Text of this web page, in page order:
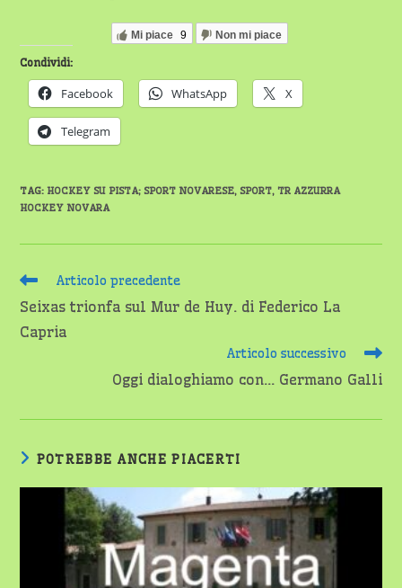
Mi piace 9 Non mi piace
Condividi:
Facebook WhatsApp X
Telegram
TAG:HOCKEY SU PISTA; SPORT NOVARESE, SPORT, TR AZZURRA
HOCKEY NOVARA
Leggi
articoli
Articolo precedente
Seixas trionfa sul Mur de Huy. di Federico La
Capria
Articolo successivo
Oggi dialoghiamo con… Germano Galli
POTREBBE ANCHE PIACERTI